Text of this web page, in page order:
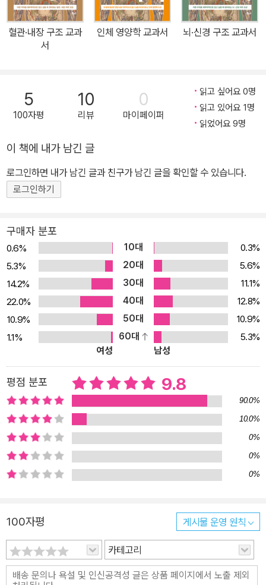
렇다고 해서 점점 약해지는 몸을 이대로 방치할 수만은 없다. 뇌 신경
계 질환은 물론, 지금껏 막연히 이름만 알고 있었던 질병의 메커니즘
을 제대로 이해하면 식습관이든 생활습관이든 건강을 위한 노력에 큰
왼쪽 어깨로 퍼져 나간다. 얼굴이 창백해지고 호흡이 가쁘면서 메슥
거린다. 이럴 때는 심근경색을 의심하고 바로 대처해야 한다. 심근경
색은 심장동맥이 막혀 혈액이 통하지 않으므로 심장근육이 괴사하는
가 최우선으로 이루어져야 한다. 심장동맥에 쌓인 혈전을 녹이는 약
투여, 혈관을 넓히는 카테터 삽입, 바이패스 수술 등을 시행한다. 심근
경색 외에도 심부전, 심장판막증, 굴기능부전증후군 등 심장에서 발
어떤 질병인지 알아차리기 어려운 경우가 많다. 그럼에도 각 질병에
관해 제대로 알고 있어야 하는 이유는 증상이 비슷하더라도 병명에
따라 발병 부위와 원인, 치료법이 완전히 다르기 때문이다. 이 말은 질
병의 정체를 빠르게 알아차릴수록 건강을 유지할 확률도 비약적으로
높아진다는 뜻이다. 인체 구조와 질병의 메커니즘을 아는 것은 곧 내
몸을 지키는 힘이 된다. 병증을 보이는 부위와 증상을 살펴보고 발병
원인과 치료를 파악해 보자. 질병에 대한 올바른 지식을 익힐 수 있을
것이다. 질병의 증상과 메커니즘, 치료를 쉽게 이해하는 최적의 인체
지 답답할 때가 있다. 누군가 자세하게 설명해 주면 참 좋을 텐데 하는
마음이 굴뚝같다. 이 책에는 인체의 구조를 알기 쉽게 입체적인 일러
스트를 그리고 구조에 맞춰 각각의 기능을 이해할 수 있도록 해설해
놓았다. 또한 관련 질병과 발생 원인, 증상, 치료에 대한 사례와 함께
X선 사진과 CT 영상 등을 활용해 의학적 지식을 더욱 생생하게 이해
할 수 있다. 어렵고 지루한 기존의 의학·해부학 교과서에서 벗어나 인
체의 구조와 기능을 질병의 원인, 증상, 치료와 연결해 이해하면 자연
보자. 인체를 9개 기관 계통별로 체계적으로 분류하고, 실제 크기를
정확한 비율로 줄인 축척도와 미세 구조까지 자세히 확대한 일러스트
를 통해 의학서를 처음 접하는 사람도 내용을 쉽게 파악하고 늘 내 몸
을 위협하는 질병에 제대로 대처할 수 있다.
혈관·내장 구조 교과
서
인체 영양학 교과서 뇌·신경 구조 교과서
5
100자평
10
리뷰
0
마이페이퍼
읽고 싶어요 0명
읽고 있어요 1명
읽었어요 9명
이 책에 내가 남긴 글
로그인하면 내가 남긴 글과 친구가 남긴 글을 확인할 수 있습니다.
로그인하기
구매자 분포
0.6% 10대
0.3%
5.3%
20대
5.6%
14.2%
30대
11.1%
22.0%
40대
12.8%
10.9%
50대
10.9%
1.1%
60대
5.3%
여성
남성
평점 분포 9.8
90.0%
10.0%
0%
0%
0%
100자평 게시물 운영 원칙
카테고리